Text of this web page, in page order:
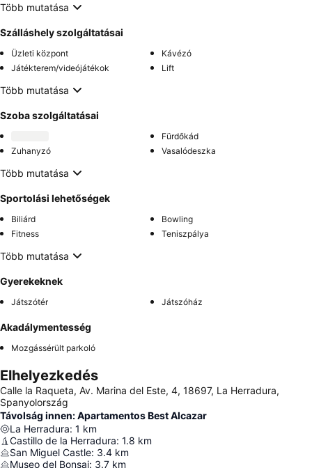
Több mutatása
Szálláshely szolgáltatásai
Üzleti központ
Kávézó
Játékterem/videójátékok
Lift
Több mutatása
Szoba szolgáltatásai
Fürdőkád
Zuhanyzó
Vasalódeszka
Több mutatása
Sportolási lehetőségek
Biliárd
Bowling
Fitness
Teniszpálya
Több mutatása
Gyerekeknek
Játszótér Játszóház
Akadálymentesség
Mozgássérült parkoló
Elhelyezkedés
Calle la Raqueta, Av. Marina del Este, 4, 18697, La Herradura,
Spanyolország
Távolság innen: Apartamentos Best Alcazar
La Herradura: 1 km
Castillo de la Herradura: 1.8 km
San Miguel Castle: 3.4 km
Museo del Bonsai: 3.7 km